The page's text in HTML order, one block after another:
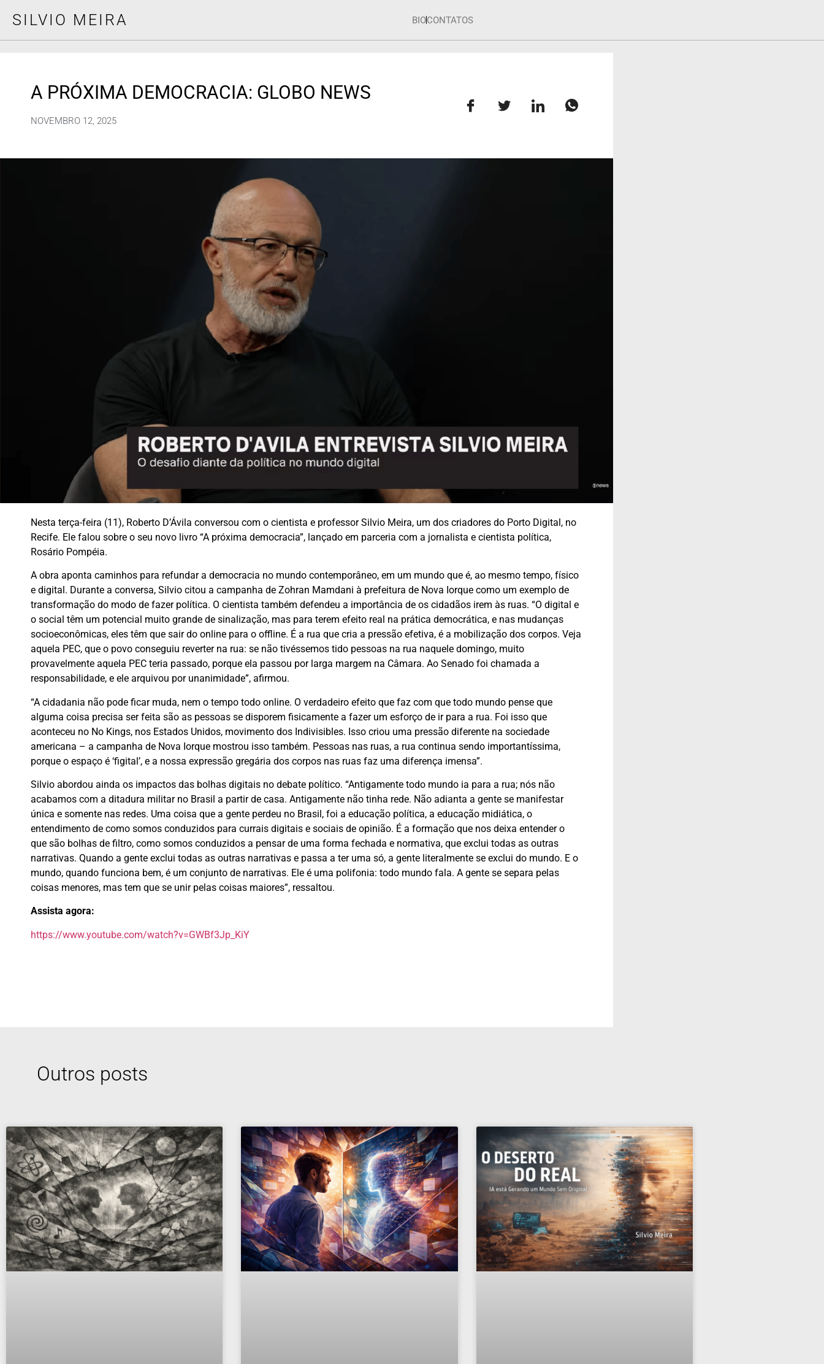
SILVIO MEIRA BIOCONTATOS
A PRÓXIMA DEMOCRACIA: GLOBO NEWS
NOVEMBRO 12, 2025
Nesta terça-feira (11), Roberto D’Ávila conversou com o cientista e professor Silvio Meira, um dos criadores do Porto Digital, no
Recife. Ele falou sobre o seu novo livro “A próxima democracia”, lançado em parceria com a jornalista e cientista política,
Rosário Pompéia.
A obra aponta caminhos para refundar a democracia no mundo contemporâneo, em um mundo que é, ao mesmo tempo, físico
e digital. Durante a conversa, Silvio citou a campanha de Zohran Mamdani à prefeitura de Nova Iorque como um exemplo de
transformação do modo de fazer política. O cientista também defendeu a importância de os cidadãos irem às ruas. “O digital e
o social têm um potencial muito grande de sinalização, mas para terem efeito real na prática democrática, e nas mudanças
socioeconômicas, eles têm que sair do online para o offline. É a rua que cria a pressão efetiva, é a mobilização dos corpos. Veja
aquela PEC, que o povo conseguiu reverter na rua: se não tivéssemos tido pessoas na rua naquele domingo, muito
provavelmente aquela PEC teria passado, porque ela passou por larga margem na Câmara. Ao Senado foi chamada a
responsabilidade, e ele arquivou por unanimidade”, afirmou.
“A cidadania não pode ficar muda, nem o tempo todo online. O verdadeiro efeito que faz com que todo mundo pense que
alguma coisa precisa ser feita são as pessoas se disporem fisicamente a fazer um esforço de ir para a rua. Foi isso que
aconteceu no No Kings, nos Estados Unidos, movimento dos Indivisibles. Isso criou uma pressão diferente na sociedade
americana – a campanha de Nova Iorque mostrou isso também. Pessoas nas ruas, a rua continua sendo importantíssima,
porque o espaço é ‘figital’, e a nossa expressão gregária dos corpos nas ruas faz uma diferença imensa”.
Silvio abordou ainda os impactos das bolhas digitais no debate político. “Antigamente todo mundo ia para a rua; nós não
acabamos com a ditadura militar no Brasil a partir de casa. Antigamente não tinha rede. Não adianta a gente se manifestar
única e somente nas redes. Uma coisa que a gente perdeu no Brasil, foi a educação política, a educação midiática, o
entendimento de como somos conduzidos para currais digitais e sociais de opinião. É a formação que nos deixa entender o
que são bolhas de filtro, como somos conduzidos a pensar de uma forma fechada e normativa, que exclui todas as outras
narrativas. Quando a gente exclui todas as outras narrativas e passa a ter uma só, a gente literalmente se exclui do mundo. E o
mundo, quando funciona bem, é um conjunto de narrativas. Ele é uma polifonia: todo mundo fala. A gente se separa pelas
coisas menores, mas tem que se unir pelas coisas maiores”, ressaltou.
Assista agora:
https://www.youtube.com/watch?v=GWBf3Jp_KiY
Outros posts